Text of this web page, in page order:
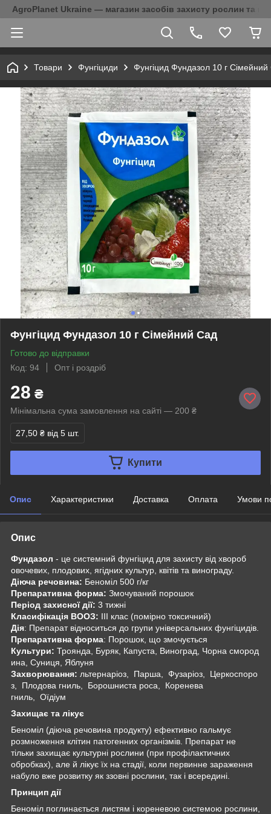
AgroPlanet Ukraine — магазин засобів захисту рослин та
Товари Фунгіциди Фунгіцид Фундазол 10 г
Фунгіцид Фундазол 10 г Сімейний Сад
Готово до відправки
Код: 94
Опт і роздріб
28 ₴
Мінімальна сума замовлення на сайті — 200 ₴
27,50 ₴ від 5 шт.
Купити
Опис Характеристики Доставка Оплата Умови
Опис
Фундазол - це системний фунгіцид для захисту від хвороб
овочевих, плодових, ягідних культур, квітів та винограду.
Діюча речовина: Беноміл 500 г/кг
Препаративна форма: Змочуваний порошок
Період захисної дії: 3 тижні
Класифікація ВООЗ: ІІІ клас (помірно токсичний)
Дія: Препарат відноситься до групи універсальних фунгіцидів.
Препаративна форма: Порошок, що змочується
Культури: Троянда, Буряк, Капуста, Виноград, Чорна смород
ина, Суниця, Яблуня
Захворювання: льтернаріоз, Парша, Фузаріоз, Церкоспоро
з, Плодова гниль, Борошниста роса, Коренева
гниль, Оїдіум
Захищає та лікує
Беноміл (діюча речовина продукту) ефективно гальмує
розмноження клітин патогенних організмів. Препарат не
тільки захищає культурні рослини (при профілактичних
обробках), але й лікує їх на стадії, коли первинне зараження
набуло вже розвитку як ззовні рослини, так і всередині.
Принцип дії
Беноміл поглинається листям і кореневою системою рослини,